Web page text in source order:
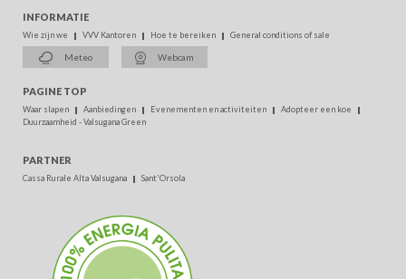
INFORMATIE
Wie zijn we VVV Kantoren Hoe te bereiken General conditions of sale
Meteo Webcam
PAGINE TOP
Waar slapen Aanbiedingen Evenementen en activiteiten
Adopteer een koe
Duurzaamheid - Valsugana Green
PARTNER
Cassa Rurale Alta Valsugana Sant'Orsola